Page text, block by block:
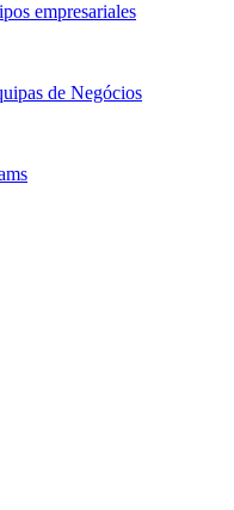
empresariales
de Negócios